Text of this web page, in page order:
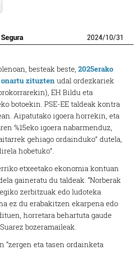
2024/10/31
besteak beste,2025erako
zituzten udal ordezkariek
EH Bildu eta
botoekin. PSE-EE taldeak kontra
Aipatutako igoera horrekin, eta
%15eko igoera nabarmenduz,
gehiago ordainduko” dutela,
hobetuko”.
etxeetako ekonomia kontuan
gaineratu du taldeak. “Norberak
zerbitzuak edo ludoteka
ez du erabakitzen ekarpena edo
horretara behartuta gaude
bozeramaileak.
“zergen eta tasen ordainketa